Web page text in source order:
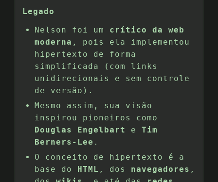
Legado
Nelson foi um crítico da web
moderna , pois ela implementou
hipertexto de forma
simplificada (com links
unidirecionais e sem controle
de versão).
Mesmo assim, sua visão
inspirou pioneiros como
Douglas Engelbart
e Tim
Berners-Lee .
O conceito de hipertexto é a
base do HTML , dos navegadores ,